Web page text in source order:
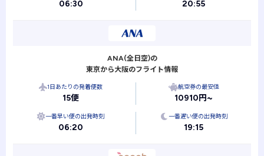
06:30 20:55
ANA(全日空)の
東京から大阪のフライト情報
1日あたりの発着便数
15便
航空券の最安値
10910円~
一番早い便の出発時刻
06:20
一番遅い便の出発時刻
19:15